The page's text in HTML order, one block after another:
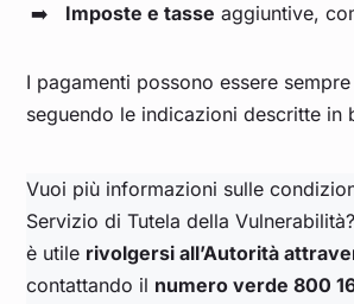
Imposte e tasse aggiuntive,
I pagamenti possono essere sempre
seguendo le indicazioni descritte in
Vuoi più informazioni sulle
Servizio di Tutela della
è utile rivolgersi all’Autorità
contattando il numero verde 800